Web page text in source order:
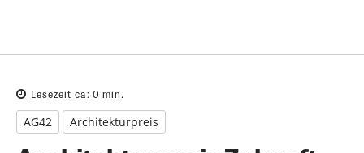
Lesezeit ca: 0 min.
AG42 Architekturpreis